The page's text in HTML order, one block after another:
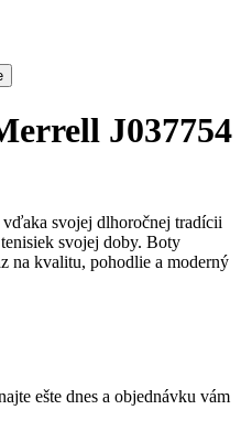
J037754
svojej dlhoročnej tradícii
svojej doby. Boty
na kvalitu, pohodlie a moderný
ešte dnes a objednávku vám